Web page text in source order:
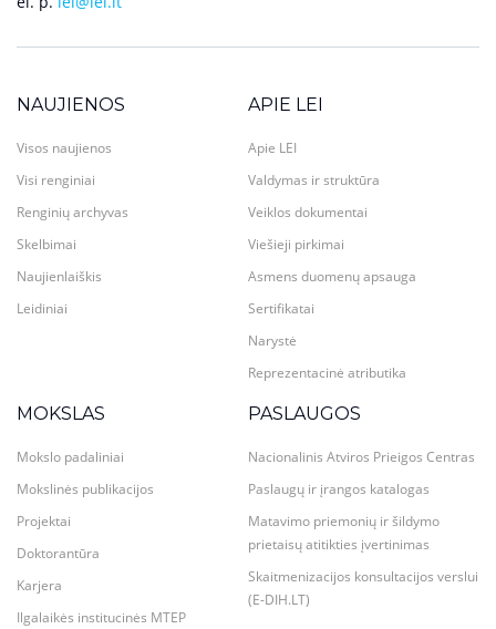
NAUJIENOS
Visos naujienos
Visi renginiai
Renginių archyvas
Skelbimai
Naujienlaiškis
Leidiniai
APIE LEI
Apie LEI
Valdymas ir struktūra
Veiklos dokumentai
Viešieji pirkimai
Asmens duomenų apsauga
Sertifikatai
Narystė
Reprezentacinė atributika
MOKSLAS
Mokslo padaliniai
Mokslinės publikacijos
Projektai
Doktorantūra
Karjera
Ilgalaikės institucinės MTEP
PASLAUGOS
Nacionalinis Atviros Prieigos Centras
Paslaugų ir įrangos katalogas
Matavimo priemonių ir šildymo
prietaisų atitikties įvertinimas
Skaitmenizacijos konsultacijos verslui
(E-DIH.LT)